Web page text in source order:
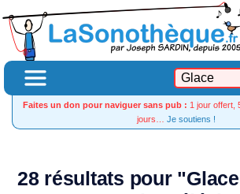
Faites un don pour naviguer sans pub : 1 jour offert,
jours… Je soutiens !
28 résultats pour